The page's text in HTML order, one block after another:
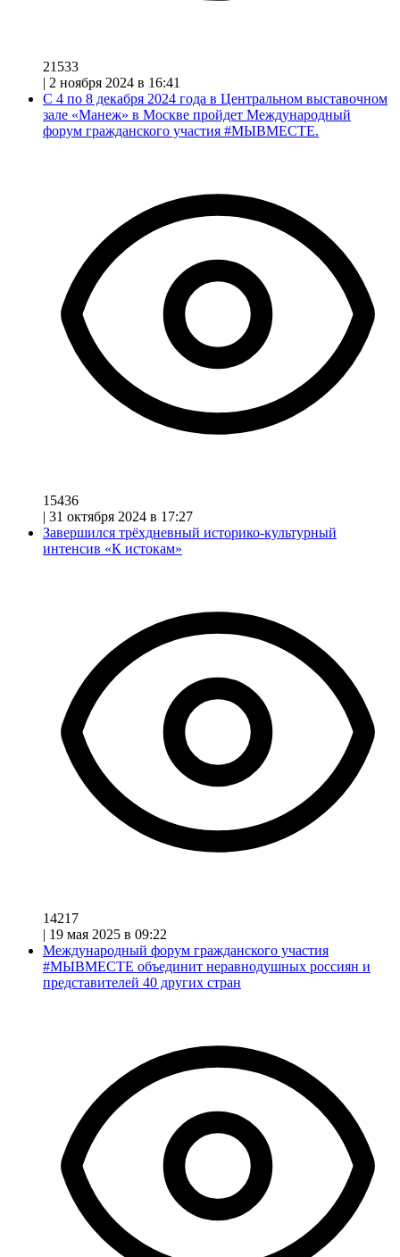
21533
| 2 ноября 2024 в 16:41
С 4 по 8 декабря 2024 года в Центральном выставочном
зале «Манеж» в Москве пройдет Международный
форум гражданского участия #МЫВМЕСТЕ.
15436
| 31 октября 2024 в 17:27
Завершился трёхдневный историко-культурный
интенсив «К истокам»
14217
| 19 мая 2025 в 09:22
Международный форум гражданского участия
#МЫВМЕСТЕ объединит неравнодушных россиян и
представителей 40 других стран